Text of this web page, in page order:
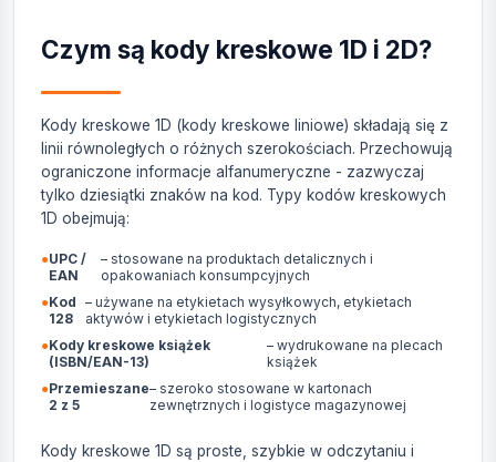
Czym są kody kreskowe 1D i 2D?
Kody kreskowe 1D (kody kreskowe liniowe) składają się z
linii równoległych o różnych szerokościach. Przechowują
ograniczone informacje alfanumeryczne - zazwyczaj
tylko dziesiątki znaków na kod. Typy kodów kreskowych
1D obejmują:
●UPC /
EAN
– stosowane na produktach detalicznych i
opakowaniach konsumpcyjnych
●Kod
128
– używane na etykietach wysyłkowych, etykietach
aktywów i etykietach logistycznych
●Kody kreskowe książek
(ISBN/EAN-13)
– wydrukowane na plecach
książek
●Przemieszane
2 z 5
– szeroko stosowane w kartonach
zewnętrznych i logistyce magazynowej
Kody kreskowe 1D są proste, szybkie w odczytaniu i